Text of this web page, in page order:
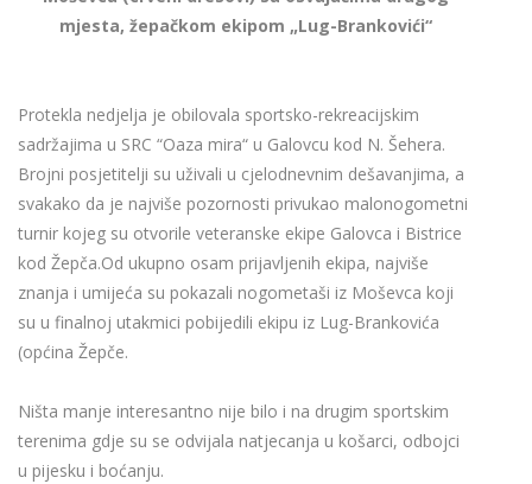
mjesta, žepačkom ekipom „Lug-Brankovići“
Protekla nedjelja je obilovala sportsko-rekreacijskim
sadržajima u SRC “Oaza mira“ u Galovcu kod N. Šehera.
Brojni posjetitelji su uživali u cjelodnevnim dešavanjima, a
svakako da je najviše pozornosti privukao malonogometni
turnir kojeg su otvorile veteranske ekipe Galovca i Bistrice
kod Žepča.Od ukupno osam prijavljenih ekipa, najviše
znanja i umijeća su pokazali nogometaši iz Moševca koji
su u finalnoj utakmici pobijedili ekipu iz Lug-Brankovića
(općina Žepče.
Ništa manje interesantno nije bilo i na drugim sportskim
terenima gdje su se odvijala natjecanja u košarci, odbojci
u pijesku i boćanju.